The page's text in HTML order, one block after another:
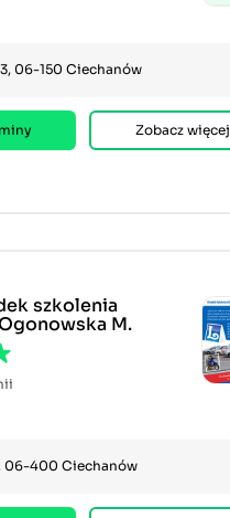
06-150 Ciechanów
Zobacz więcej
szkolenia
M.
06-400 Ciechanów